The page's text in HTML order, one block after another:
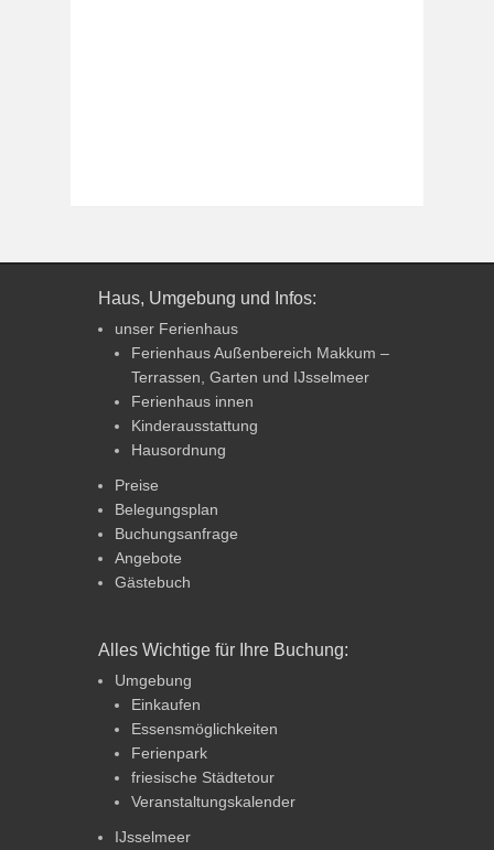
Haus, Umgebung und Infos:
unser Ferienhaus
Ferienhaus Außenbereich Makkum –
Terrassen, Garten und IJsselmeer
Ferienhaus innen
Kinderausstattung
Hausordnung
Preise
Belegungsplan
Buchungsanfrage
Angebote
Gästebuch
Alles Wichtige für Ihre Buchung:
Umgebung
Einkaufen
Essensmöglichkeiten
Ferienpark
friesische Städtetour
Veranstaltungskalender
IJsselmeer